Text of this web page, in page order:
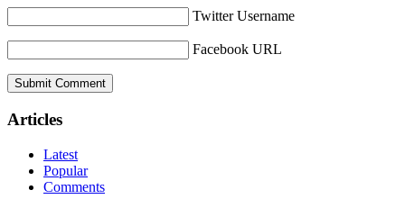
Twitter Username
Facebook URL
Articles
Latest
Popular
Comments